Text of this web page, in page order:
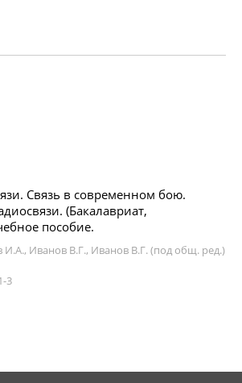
Связь в современном бою.
(Бакалавриат,
пособие.
И.А., Иванов В.Г., Иванов В.Г. (под общ. ред.)
3